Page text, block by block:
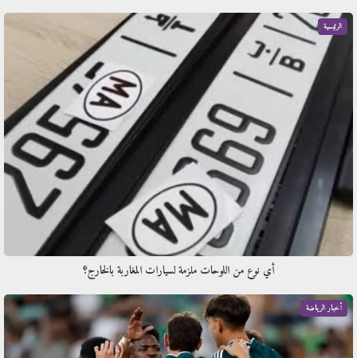
الرئيسية
أي نوع من اللوحات ملزمة لسيارات المغاربة بالخارج؟
أخبار الرياضة